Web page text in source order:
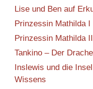
Lise und Ben auf
Prinzessin Mathilda I
Prinzessin Mathilda II
Tankino – Der
Inslewis und die
Wissens